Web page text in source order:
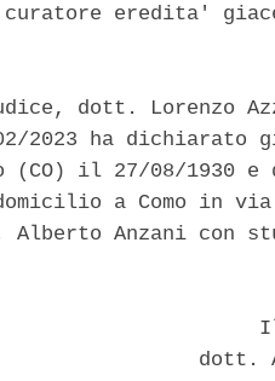
curatore eredita'
dott. Lorenzo
2023 ha dichiarato
(CO) il 27/08/1930
a Como in via
Anzani con